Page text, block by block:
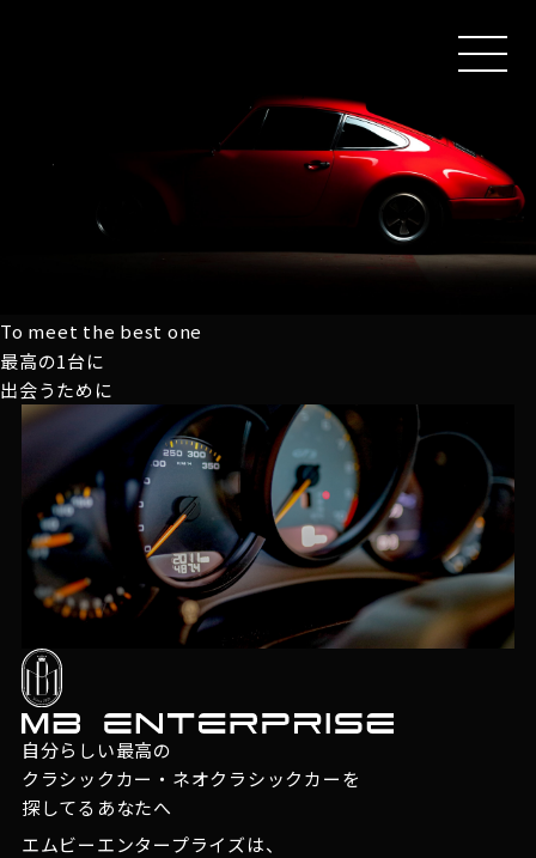
MEN
To meet the best one
最高の1台に
出会うために
自分らしい最高の
クラシックカー・ネオクラシックカーを
探してるあなたへ
エムビーエンタープライズは、